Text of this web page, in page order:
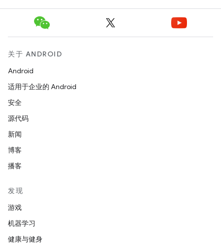
关于 ANDROID
Android
适用于企业的 Android
安全
源代码
新闻
博客
播客
发现
游戏
机器学习
健康与健身